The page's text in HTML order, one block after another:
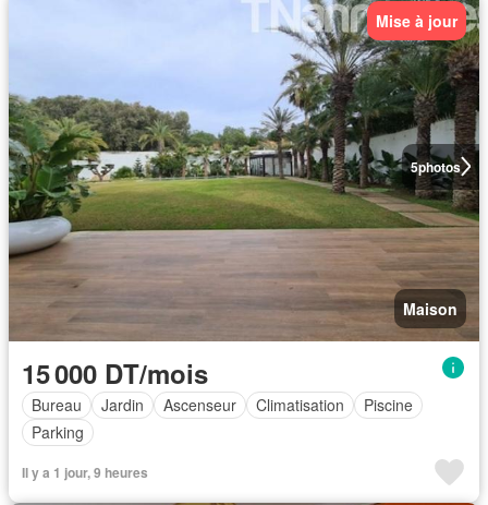
5photos
Mise à jour
Maison
15 000 DT/mois
Bureau Jardin Ascenseur Climatisation
Piscine
Parking
Il y a 1 jour, 9 heures